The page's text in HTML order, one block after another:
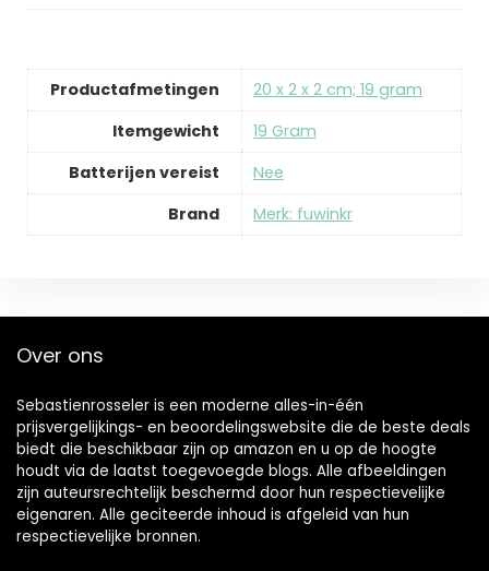
Productafmetingen
‎20 x 2 x 2 cm; 19 gram
Itemgewicht
‎19 Gram
Batterijen vereist
‎Nee
Brand
Merk: fuwinkr
Over ons
Sebastienrosseler is een moderne alles-in-één
prijsvergelijkings- en beoordelingswebsite die de beste deals
biedt die beschikbaar zijn op amazon en u op de hoogte
houdt via de laatst toegevoegde blogs. Alle afbeeldingen
zijn auteursrechtelijk beschermd door hun respectievelijke
eigenaren. Alle geciteerde inhoud is afgeleid van hun
respectievelijke bronnen.